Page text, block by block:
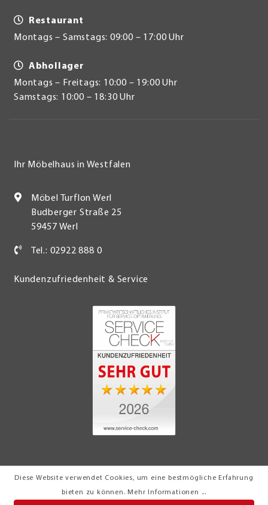
Diese Website verwendet Cookies, um eine bestmögliche Erfahrung
bieten zu können. Mehr Informationen ...
Restaurant
Montags – Samstags: 09:00 – 17:00 Uhr
Abhollager
Montags – Freitags: 10:00 – 19:00 Uhr
Samstags: 10:00 – 18:30 Uhr
Ihr Möbelhaus in Westfalen
Möbel Turflon Werl
Budberger Straße 25
59457 Werl
Tel.: 02922 888 0
Kundenzufriedenheit & Service
Klemens Münstermann GmbH & Co. KG